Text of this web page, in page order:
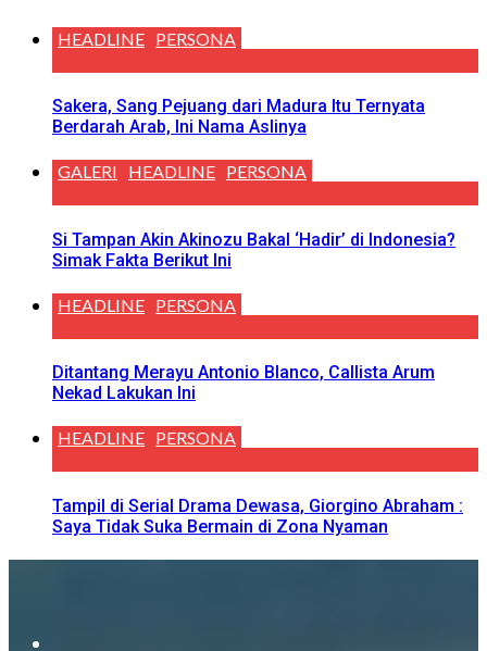
HEADLINE PERSONA
Sakera, Sang Pejuang dari Madura Itu Ternyata
Berdarah Arab, Ini Nama Aslinya
GALERI HEADLINE PERSONA
Si Tampan Akin Akinozu Bakal ‘Hadir’ di Indonesia?
Simak Fakta Berikut Ini
HEADLINE PERSONA
Ditantang Merayu Antonio Blanco, Callista Arum
Nekad Lakukan Ini
HEADLINE PERSONA
Tampil di Serial Drama Dewasa, Giorgino Abraham :
Saya Tidak Suka Bermain di Zona Nyaman